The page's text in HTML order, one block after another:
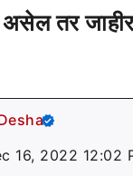
असेल तर
16, 2022 12:02